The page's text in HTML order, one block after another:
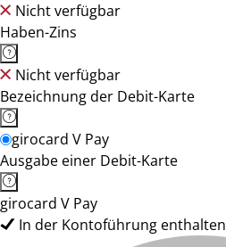
Nicht verfügbar
Haben-Zins
Nicht verfügbar
Bezeichnung der Debit-Karte
girocard V Pay
Ausgabe einer Debit-Karte
girocard V Pay
In der Kontoführung enthalten